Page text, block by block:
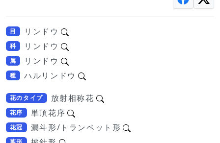
目 リンドウ
科 リンドウ
属 リンドウ
種 ハルリンドウ
花のタイプ 放射相称花
花序 単頂花序
花冠 漏斗形/トランペット形